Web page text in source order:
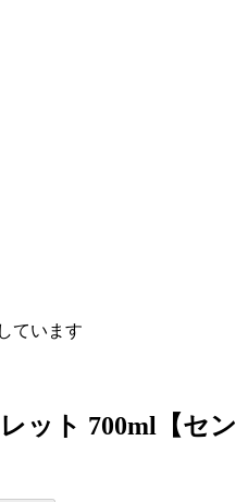
ています
ット 700ml【セン